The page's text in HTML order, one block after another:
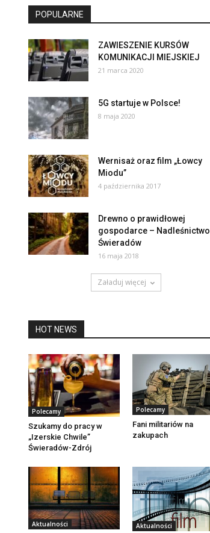
POPULARNE
ZAWIESZENIE KURSÓW
KOMUNIKACJI MIEJSKIEJ
21 marca 2020
5G startuje w Polsce!
8 maja 2020
Wernisaż oraz film „Łowcy
Miodu”
4 października 2017
Drewno o prawidłowej
gospodarce – Nadleśnictwo
Świeradów
16 maja 2018
Załaduj więcej
HOT NEWS
Polecamy
Szukamy do pracy w
„Izerskie Chwile”
Świeradów-Zdrój
Polecamy
Fani militariów na
zakupach
Aktualności Aktualności